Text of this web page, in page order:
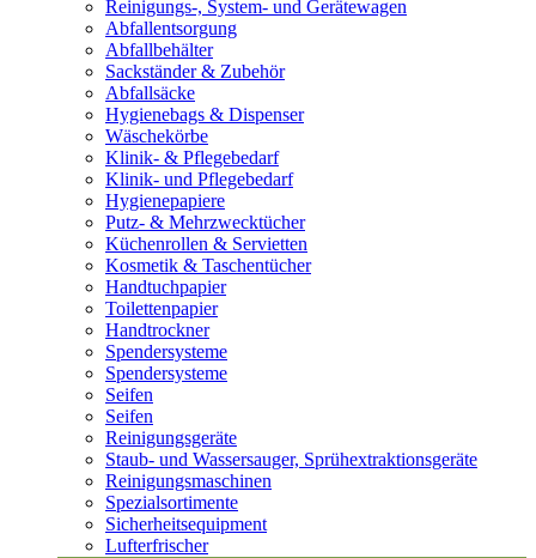
Reinigungs-, System- und Gerätewagen
Abfallentsorgung
Abfallbehälter
Sackständer & Zubehör
Abfallsäcke
Hygienebags & Dispenser
Wäschekörbe
Klinik- & Pflegebedarf
Klinik- und Pflegebedarf
Hygienepapiere
Putz- & Mehrzwecktücher
Küchenrollen & Servietten
Kosmetik & Taschentücher
Handtuchpapier
Toilettenpapier
Handtrockner
Spendersysteme
Spendersysteme
Seifen
Seifen
Reinigungsgeräte
Staub- und Wassersauger, Sprühextraktionsgeräte
Reinigungsmaschinen
Spezialsortimente
Sicherheitsequipment
Lufterfrischer